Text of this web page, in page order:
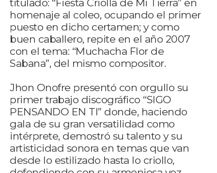
titulado: “Fiesta Criolla de Mi Tierra” en
homenaje al coleo, ocupando el primer
puesto en dicho certamen; y como
buen caballero, repite en el año 2007
con el tema: “Muchacha Flor de
Sabana”, del mismo compositor.
Jhon Onofre presentó con orgullo su
primer trabajo discográfico “SIGO
PENSANDO EN TI” donde, haciendo
gala de su gran versatilidad como
intérprete, demostró su talento y su
artisticidad sonora en temas que van
desde lo estilizado hasta lo criollo,